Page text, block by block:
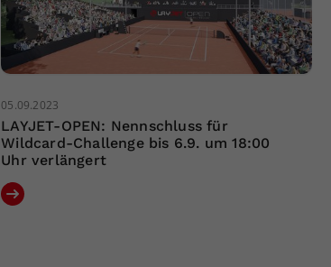
05.09.2023
LAYJET-OPEN: Nennschluss für
Wildcard-Challenge bis 6.9. um 18:00
Uhr verlängert